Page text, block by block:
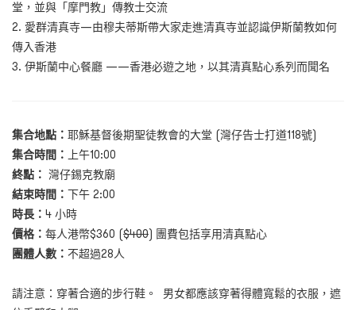
堂，並與「摩門教」傳教士交流
2. 愛群清真寺—由穆夫蒂斯帶大家走進清真寺並認識伊斯蘭教如何
傳入香港
3. 伊斯蘭中心餐廳 ——香港必遊之地，以其清真點心系列而聞名
集合地點： 耶穌基督後期聖徒教會的大堂 (灣仔告士打道118號)
集合時間：
上午10:00
終點： 灣仔錫克教廟
結束時間： 下午 2:00
時長： 4 小時
價格： 每人港幣$360 ($400) 團費包括享用清真點心
團體人數： 不超過28人
請注意：穿著合適的步行鞋。 男女都應該穿著得體寬鬆的衣服，遮